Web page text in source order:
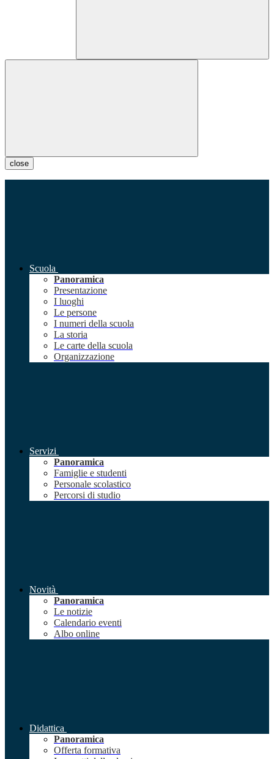
close
Scuola
Panoramica
Presentazione
I luoghi
Le persone
I numeri della scuola
La storia
Le carte della scuola
Organizzazione
Servizi
Panoramica
Famiglie e studenti
Personale scolastico
Percorsi di studio
Novità
Panoramica
Le notizie
Calendario eventi
Albo online
Didattica
Panoramica
Offerta formativa